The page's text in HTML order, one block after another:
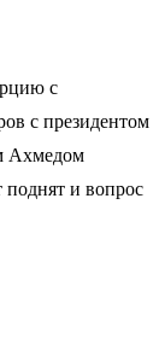
с
с президентом
Ахмедом
поднят и вопрос